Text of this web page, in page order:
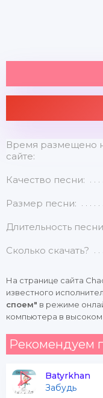
Время размещено
сайте:
Качество песни:
Размер песни:
Длительность
Сколько скачать?
На странице сайта
известного
споем" в режиме
компьютера в высоком
Рекомендуем
Batyrkhan
Забудь